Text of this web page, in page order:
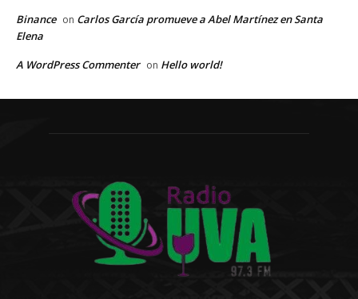
Binance on Carlos García promueve a Abel Martínez en Santa
Elena
A WordPress Commenter on Hello world!